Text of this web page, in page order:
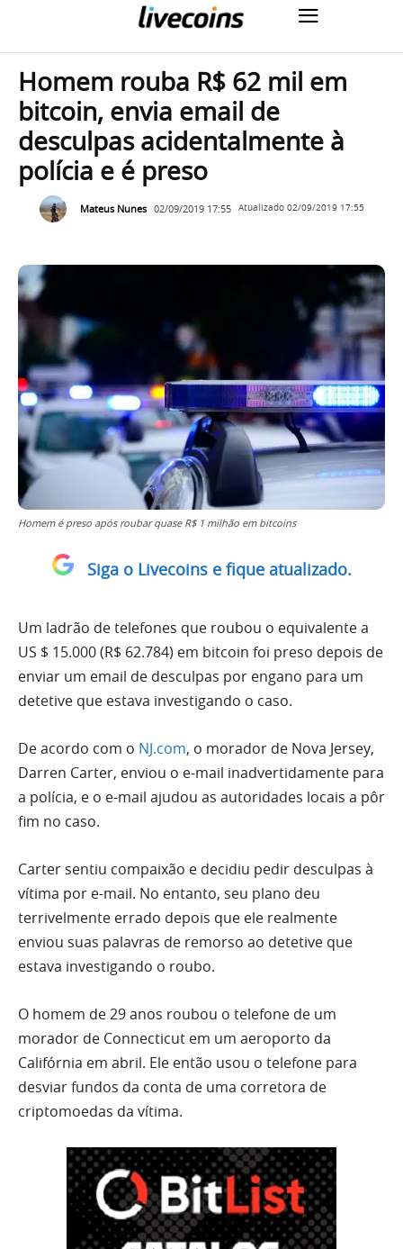
Homem rouba R$ 62 mil em
bitcoin, envia email de
desculpas acidentalmente à
polícia e é preso
Mateus Nunes 02/09/2019 17:55 Atualizado 02/09/2019 17:55
Homem é preso após roubar quase R$ 1 milhão em bitcoins
Siga o Livecoins e fique atualizado.
Um ladrão de telefones que roubou o equivalente a
US $ 15.000 (R$ 62.784) em bitcoin foi preso depois de
enviar um email de desculpas por engano para um
detetive que estava investigando o caso.
De acordo com o NJ.com, o morador de Nova Jersey,
Darren Carter, enviou o e-mail inadvertidamente para
a polícia, e o e-mail ajudou as autoridades locais a pôr
fim no caso.
Carter sentiu compaixão e decidiu pedir desculpas à
vítima por e-mail. No entanto, seu plano deu
terrivelmente errado depois que ele realmente
enviou suas palavras de remorso ao detetive que
estava investigando o roubo.
O homem de 29 anos roubou o telefone de um
morador de Connecticut em um aeroporto da
Califórnia em abril. Ele então usou o telefone para
desviar fundos da conta de uma corretora de
criptomoedas da vítima.